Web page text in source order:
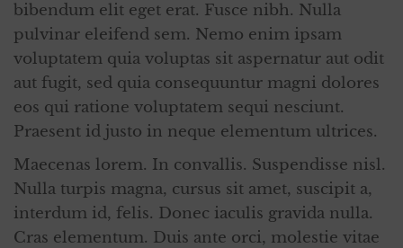
bibendum elit eget erat. Fusce nibh. Nulla
pulvinar eleifend sem. Nemo enim ipsam
voluptatem quia voluptas sit aspernatur aut odit
aut fugit, sed quia consequuntur magni dolores
eos qui ratione voluptatem sequi nesciunt.
Praesent id justo in neque elementum ultrices.
Maecenas lorem. In convallis. Suspendisse nisl.
Nulla turpis magna, cursus sit amet, suscipit a,
interdum id, felis. Donec iaculis gravida nulla.
Cras elementum. Duis ante orci, molestie vitae